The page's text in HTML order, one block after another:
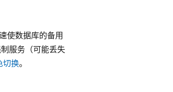
使数据库的备用
服务（可能丢失
切换。